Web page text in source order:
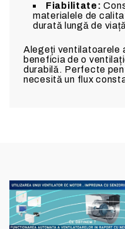
Fiabilitate:
materialele de
durată lungă de
Alegeți ventilatoarele
beneficia de o
durabilă. Perfecte
necesită un flux